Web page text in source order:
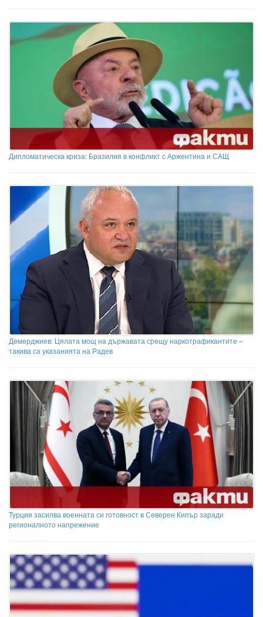
Дипломатическа криза: Бразилия в конфликт с Аржентина и САЩ
Демерджиев: Цялата мощ на държавата срещу наркотрафикантите –
такива са указанията на Радев
Турция засилва военната си готовност в Северен Кипър заради
регионалното напрежение